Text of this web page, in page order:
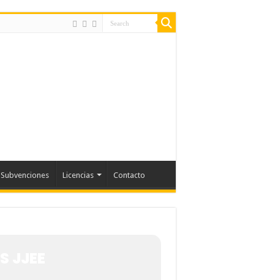
Subvenciones Licencias Contacto